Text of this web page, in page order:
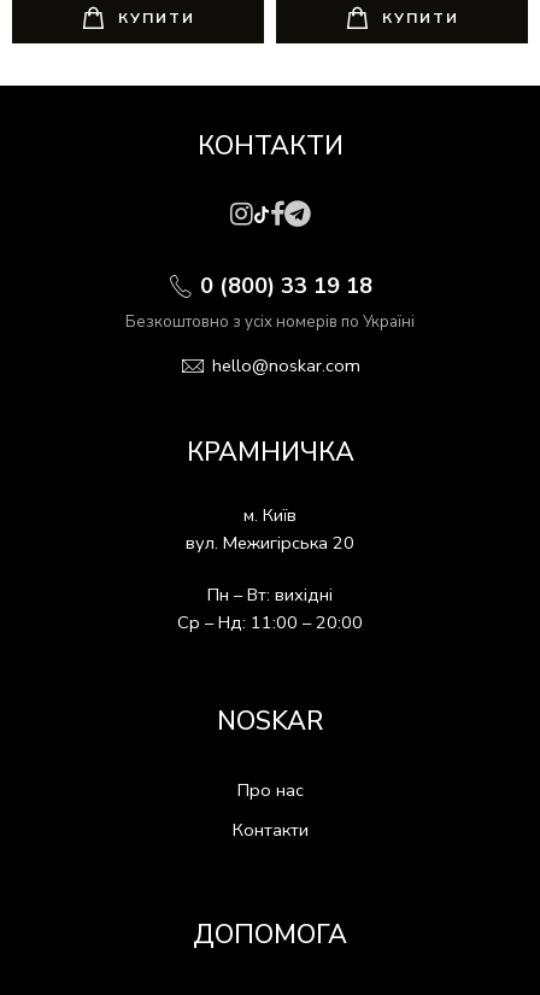
КУПИТИ КУПИТИ
КОНТАКТИ
0 (800) 33 19 18
Безкоштовно з усіх номерів по Україні
hello@noskar.com
КРАМНИЧКА
м. Київ
вул. Межигірська 20
Пн – Вт: вихідні
Ср – Нд: 11:00 – 20:00
NOSKAR
Про нас
Контакти
ДОПОМОГА